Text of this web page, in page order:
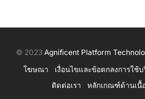
© 2023 Agnificent Platform
โฆษณา เงื่อนไขและข้อตกลงการใช้บ
ติดต่อเรา
หลักเกณฑ์ด้านเนื้